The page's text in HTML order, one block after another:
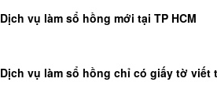
Dịch vụ làm sổ hồng mới tại TP HCM
Dịch vụ làm sổ hồng chỉ có giấy tờ viết